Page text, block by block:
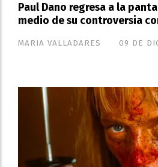
Paul Dano regresa a la
medio de su controversia
MARIA VALLADARES 09 DE